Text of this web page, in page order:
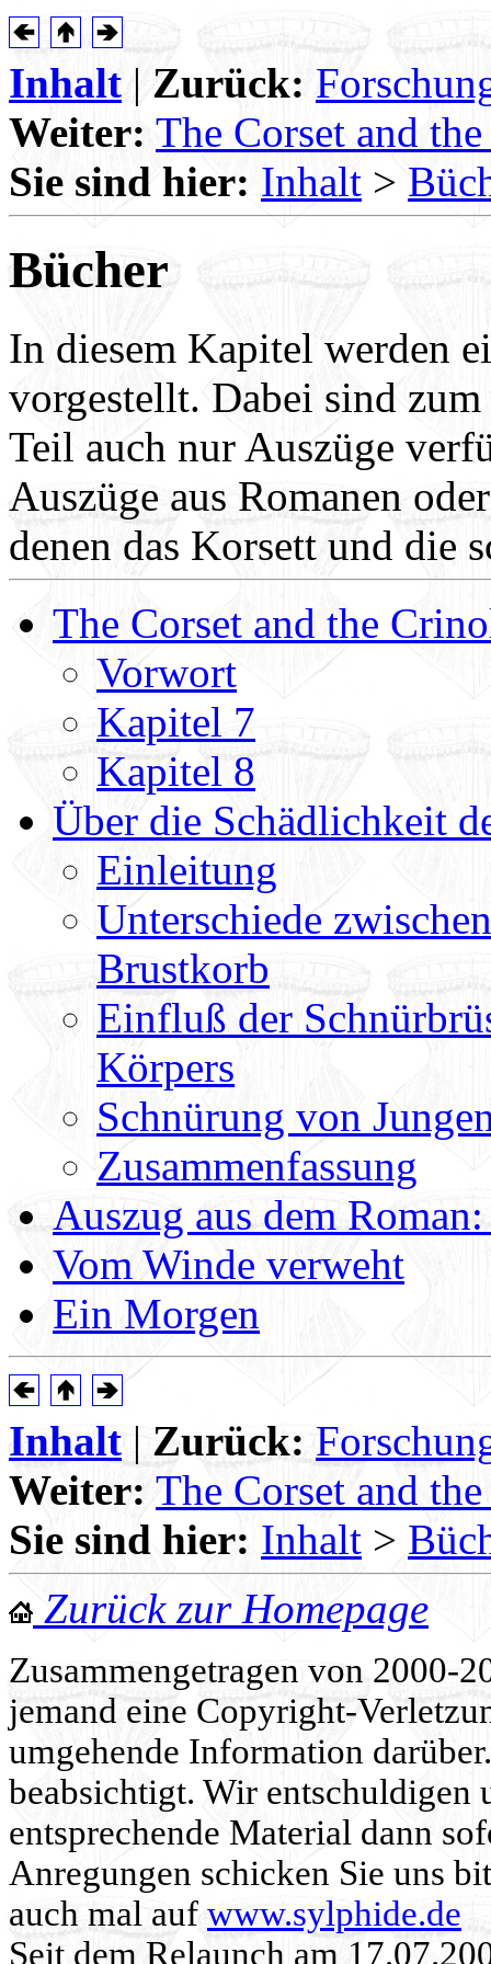
Inhalt | Zurück:
Weiter: The Corset and
Sie sind hier: Inhalt >
Bücher
In diesem Kapitel werden
vorgestellt. Dabei sind
Teil auch nur Auszüge
Auszüge aus Romanen
denen das Korsett und die
The Corset and the
Vorwort
Kapitel 7
Kapitel 8
Über die Schädlichkeit
Einleitung
Unterschiede
Brustkorb
Einfluß der
Körpers
Schnürung von
Zusammenfassung
Auszug aus dem
Vom Winde verweht
Ein Morgen
Inhalt | Zurück:
Weiter: The Corset and
Sie sind hier: Inhalt >
Zurück zur Homepage
Zusammengetragen von 2000-
jemand eine Copyright-
umgehende Information
beabsichtigt. Wir entschuldigen
entsprechende Material dann
Anregungen schicken Sie uns
auch mal auf www.sylphide.de
Seit dem Relaunch am